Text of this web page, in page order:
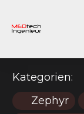
Kategorien:
Zephyr